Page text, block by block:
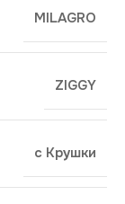
MILAGRO
ZIGGY
с Крушки